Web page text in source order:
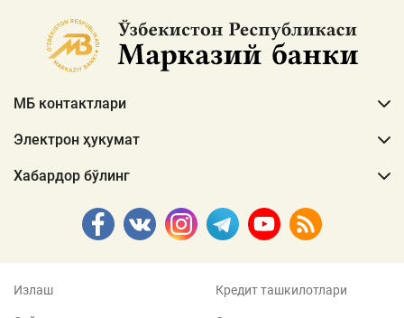
МБ контактлари
Электрон ҳукумат
Хабардор бўлинг
Излаш Кредит ташкилотлари